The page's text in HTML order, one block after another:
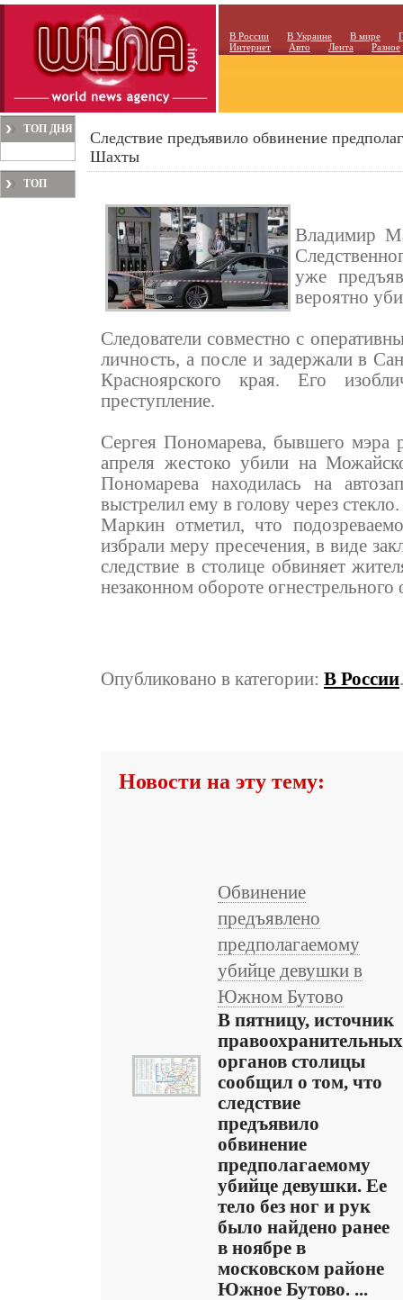
В России В Украине В мире
Интернет
Авто Лента Разное
ТОП ДНЯ
ТОП
Следствие предъявило обвинение
Шахты
Владимир
уже
вероятно
Следователи совместно с
личность, а после и задержали в
Красноярского края. Его
преступление.
Сергея Пономарева, бывшего мэра
апреля жестоко убили на
Пономарева находилась на
выстрелил ему в голову через стекло.
Маркин отметил, что
избрали меру пресечения, в виде
следствие в столице обвиняет
незаконном обороте
Опубликовано в категории: В России
Новости на эту тему:
Обвинение
предъявлено
предполагаемому
убийце девушки в
Южном Бутово
В пятницу, источник
правоохранительных
органов столицы
сообщил о том, что
следствие
предъявило
обвинение
предполагаемому
убийце девушки. Ее
тело без ног и рук
было найдено ранее
в ноябре в
московском районе
Южное Бутово. ...